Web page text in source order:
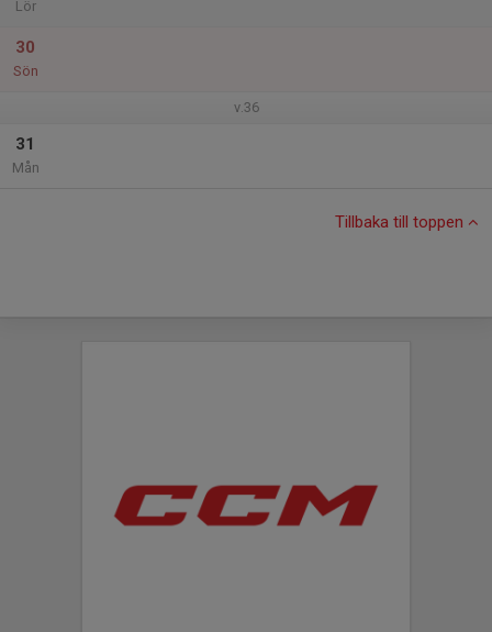
Lör
30
Sön
v.36
31
Mån
Tillbaka till toppen